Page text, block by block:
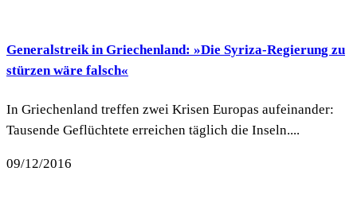
Generalstreik in Griechenland: »Die Syriza-Regierung zu
stürzen wäre falsch«
In Griechenland treffen zwei Krisen Europas aufeinander:
Tausende Geflüchtete erreichen täglich die Inseln....
09/12/2016